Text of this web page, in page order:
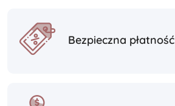
Bezpieczna płatność